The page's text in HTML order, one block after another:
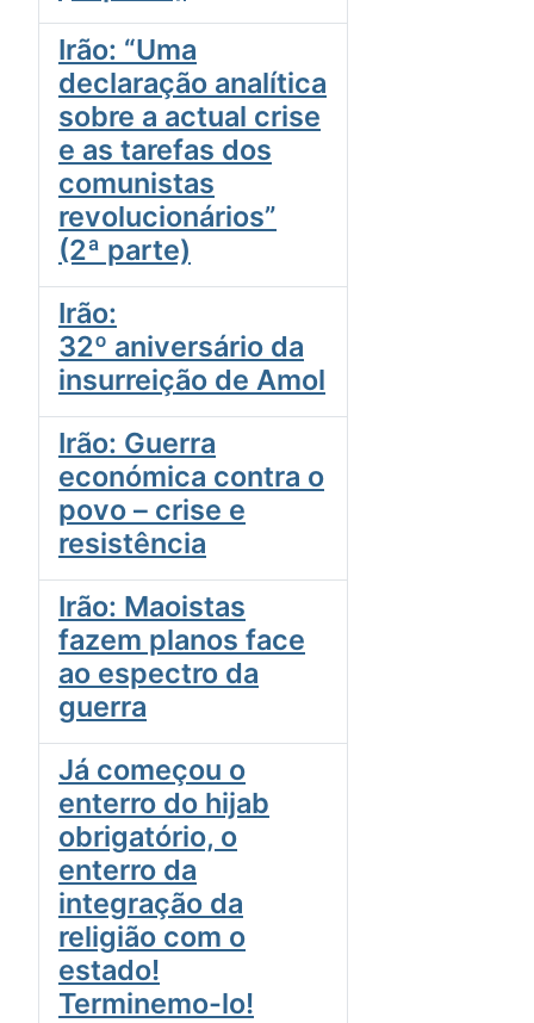
Irão: “Uma
declaração analítica
sobre a actual crise
e as tarefas dos
comunistas
revolucionários”
(2ª parte)
Irão:
32º aniversário da
insurreição de Amol
Irão: Guerra
económica contra o
povo – crise e
resistência
Irão: Maoistas
fazem planos face
ao espectro da
guerra
Já começou o
enterro do hijab
obrigatório, o
enterro da
integração da
religião com o
estado!
Terminemo-lo!